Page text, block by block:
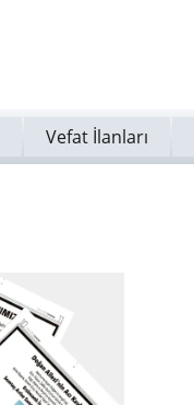
Vefat İlanları